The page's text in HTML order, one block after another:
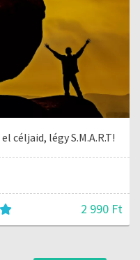
céljaid, légy S.M.A.R.T!
2 990 Ft